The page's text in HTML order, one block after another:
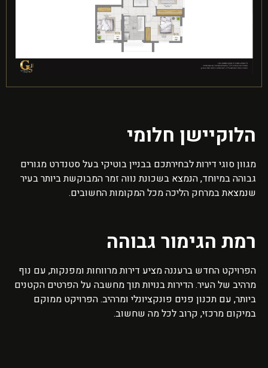
הלוקיישן חלומי
מגוון סוגי דירות לבחירתכם בבניין בוטיקי בעל סטנדרט מגורים
גבוהה במיוחד, הנמצא בשכונת נווה זמר המבוקשת ביותר בעיר
שנמצאת במרחק הליכה מכל המקומות החשובים.
רמת הגימור גבוהה
הפרויקט החדש ברעננה מציע דירות מרווחות ומפנקות, עם נוף
מרהיב של העיר. הדירות בנויות תוך מחשבה על הפרטים הקטנים
ביותר, עם תכנון פנים פונקציונלי ומרהיב. הפרויקט ממוקם
במיקום מרכזי, קרוב לכל מה שחשוב.